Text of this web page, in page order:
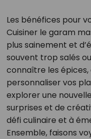
Les bénéfices pour
Cuisiner le garam
plus sainement et
souvent trop salés
connaître les
personnaliser vos
explorer une
surprises et de
défi culinaire et à
Ensemble, faisons